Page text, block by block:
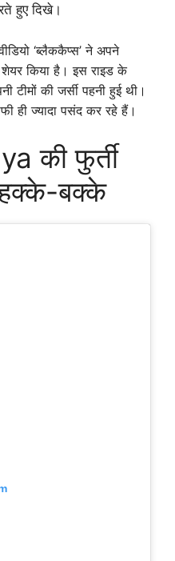
हुए दिखे।
‘ब्लैककैप्स’ ने अपने
किया है। इस राइड के
टीमों की जर्सी पहनी हुई थी।
ही ज्यादा पसंद कर रहे हैं।
की फुर्ती
बक्के